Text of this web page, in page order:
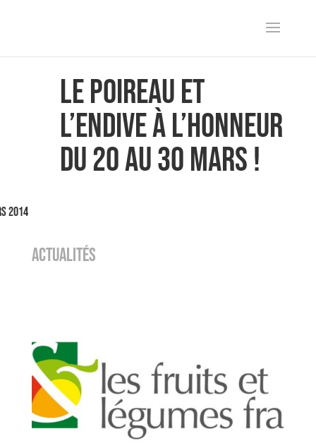
Le poireau et
l’endive à l’honneur
du 20 au 30 mars !
2014
ACTUALITÉS